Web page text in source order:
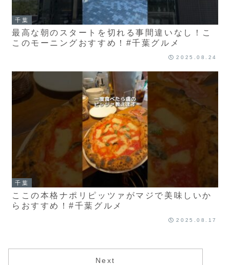
千葉
最高な朝のスタートを切れる事間違いなし！こ
このモーニングおすすめ！#千葉グルメ
2025.08.24
千葉
ここの本格ナポリピッツァがマジで美味しいか
らおすすめ！#千葉グルメ
2025.08.17
Next